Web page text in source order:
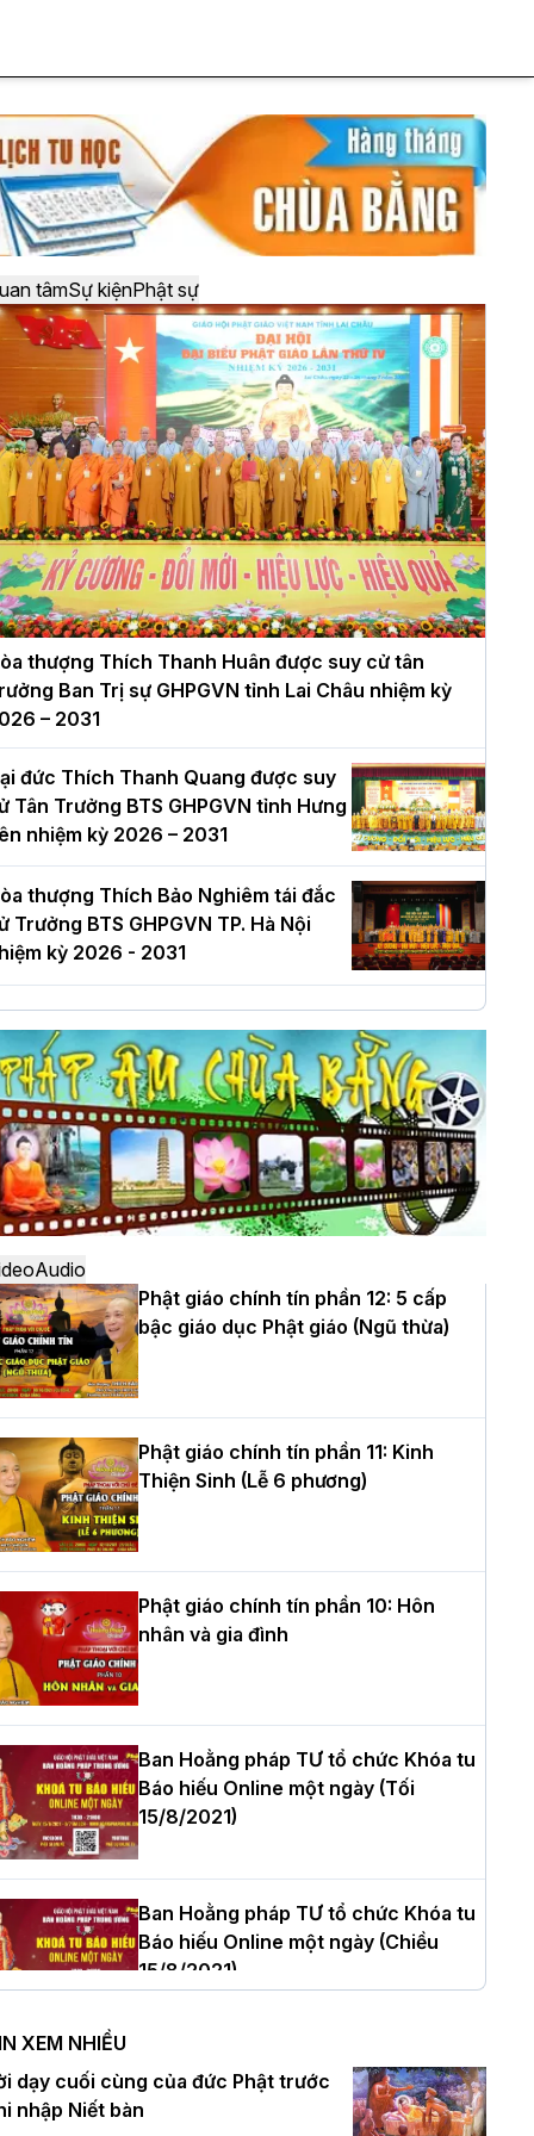
tâmSự kiệnPhật sự
thượng Thích Thanh Huân được suy cử tân
Ban Trị sự GHPGVN tỉnh Lai Châu nhiệm kỳ
– 2031
đức Thích Thanh Quang được suy
Tân Trưởng BTS GHPGVN tỉnh Hưng
nhiệm kỳ 2026 – 2031
thượng Thích Bảo Nghiêm tái đắc
Trưởng BTS GHPGVN TP. Hà Nội
kỳ 2026 - 2031
Nội: Long trọng lễ khởi công xây
Trung tâm văn hóa Phật giáo Thủ
Nội: Ngày tu học cuối cùng khép lại
sinh hoạt Phật pháp mùa hè lần
XIV tại chùa Bằng
yêu thương trong ngày tu tập thứ
của Khóa sinh hoạt Phật pháp mùa
tại chùa Bằng
Thọ Lạc được suy cử làm tân
BTS GHPGVN tỉnh Nghệ An
thượng Thích Quảng Tùng tái đắc
Trưởng BTS GHPGVN thành phố Hải
nhiệm kỳ 2026 – 2031
tọa Thích Tâm Chính được suy
tân Trưởng ban Trị sự GHPGVN tỉnh
Nội: Tăng Ni Trường hạ Bồ Đề trang
tác pháp Tiền an cư PL.2570 –
Audio
Phật giáo chính tín phần 12: 5 cấp
bậc giáo dục Phật giáo (Ngũ thừa)
Phật giáo chính tín phần 11: Kinh
Thiện Sinh (Lễ 6 phương)
Phật giáo chính tín phần 10: Hôn
nhân và gia đình
Ban Hoằng pháp TƯ tổ chức Khóa tu
Báo hiếu Online một ngày (Tối
15/8/2021)
Ban Hoằng pháp TƯ tổ chức Khóa tu
Báo hiếu Online một ngày (Chiều
15/8/2021)
Ban Hoằng pháp TƯ tổ chức Khóa tu
Báo hiếu Online một ngày (Sáng
15/8/2021)
XEM NHIỀU
dạy cuối cùng của đức Phật trước
nhập Niết bàn